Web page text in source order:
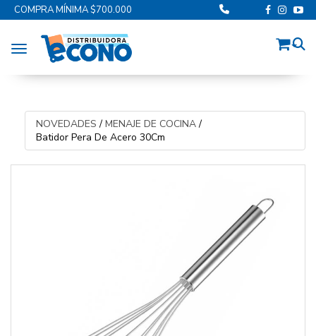
COMPRA MÍNIMA $700.000
Toggle navigation
NOVEDADES / MENAJE DE COCINA /
Batidor Pera De Acero 30Cm